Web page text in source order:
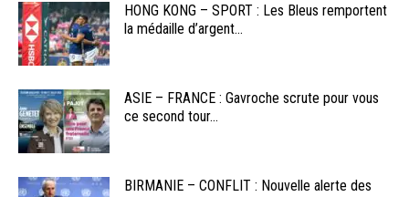
HONG KONG – SPORT : Les Bleus remportent
la médaille d’argent...
ASIE – FRANCE : Gavroche scrute pour vous
ce second tour...
BIRMANIE – CONFLIT : Nouvelle alerte des